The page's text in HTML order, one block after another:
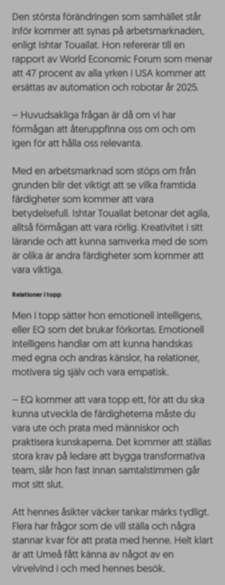
Den största förändringen som samhället står
inför kommer att synas på arbetsmarknaden,
enligt Ishtar Touailat. Hon refererar till en
rapport av World Economic Forum som menar
att 47 procent av alla yrken i USA kommer att
ersättas av automation och robotar år 2025.
– Huvudsakliga frågan är då om vi har
förmågan att återuppfinna oss om och om
igen för att hålla oss relevanta.
Med en arbetsmarknad som stöps om från
grunden blir det viktigt att se vilka framtida
färdigheter som kommer att vara
betydelsefull. Ishtar Touailat betonar det agila,
alltså förmågan att vara rörlig. Kreativitet i sitt
lärande och att kunna samverka med de som
är olika är andra färdigheter som kommer att
vara viktiga.
Relationer i topp
Men i topp sätter hon emotionell intelligens,
eller EQ som det brukar förkortas. Emotionell
intelligens handlar om att kunna handskas
med egna och andras känslor, ha relationer,
motivera sig själv och vara empatisk.
– EQ kommer att vara topp ett, för att du ska
kunna utveckla de färdigheterna måste du
vara ute och prata med människor och
praktisera kunskaperna. Det kommer att ställas
stora krav på ledare att bygga transformativa
team, slår hon fast innan samtalstimmen går
mot sitt slut.
Att hennes åsikter väcker tankar märks tydligt.
Flera har frågor som de vill ställa och några
stannar kvar för att prata med henne. Helt klart
är att Umeå fått känna av något av en
virvelvind i och med hennes besök.